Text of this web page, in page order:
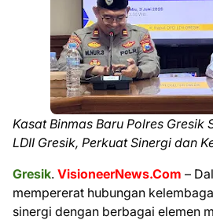
Kasat Binmas Baru Polres Gresik
LDII Gresik, Perkuat Sinergi dan
Gresik. VisioneerNews.Com –
mempererat hubungan
sinergi dengan berbagai elemen